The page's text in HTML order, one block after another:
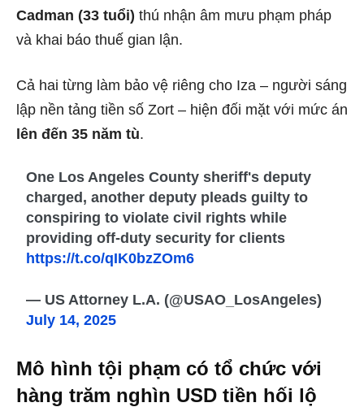
Cadman (33 tuổi) thú nhận âm mưu phạm pháp
và khai báo thuế gian lận.
Cả hai từng làm bảo vệ riêng cho Iza – người sáng
lập nền tảng tiền số Zort – hiện đối mặt với mức án
lên đến 35 năm tù.
One Los Angeles County sheriff's deputy
charged, another deputy pleads guilty to
conspiring to violate civil rights while
providing off-duty security for clients
https://t.co/qIK0bzZOm6
— US Attorney L.A. (@USAO_LosAngeles)
July 14, 2025
Mô hình tội phạm có tổ chức với
hàng trăm nghìn USD tiền hối lộ